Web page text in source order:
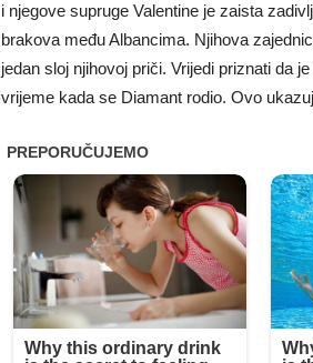
i njegove supruge Valentine je zaista
brakova među Albancima. Njihova
jedan sloj njihovoj priči. Vrijedi priznati da
vrijeme kada se Diamant rodio. Ovo